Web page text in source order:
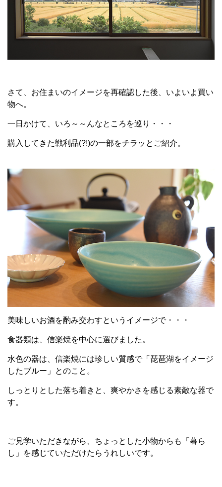
さて、お住まいのイメージを再確認した後、いよいよ買い
物へ。
一日かけて、いろ～～んなところを巡り・・・
購入してきた戦利品(?!)の一部をチラッとご紹介。
美味しいお酒を酌み交わすというイメージで・・・
食器類は、信楽焼を中心に選びました。
水色の器は、信楽焼には珍しい質感で「琵琶湖をイメージ
したブルー」とのこと。
しっとりとした落ち着きと、爽やかさを感じる素敵な器で
す。
ご見学いただきながら、ちょっとした小物からも「暮ら
し」を感じていただけたらうれしいです。